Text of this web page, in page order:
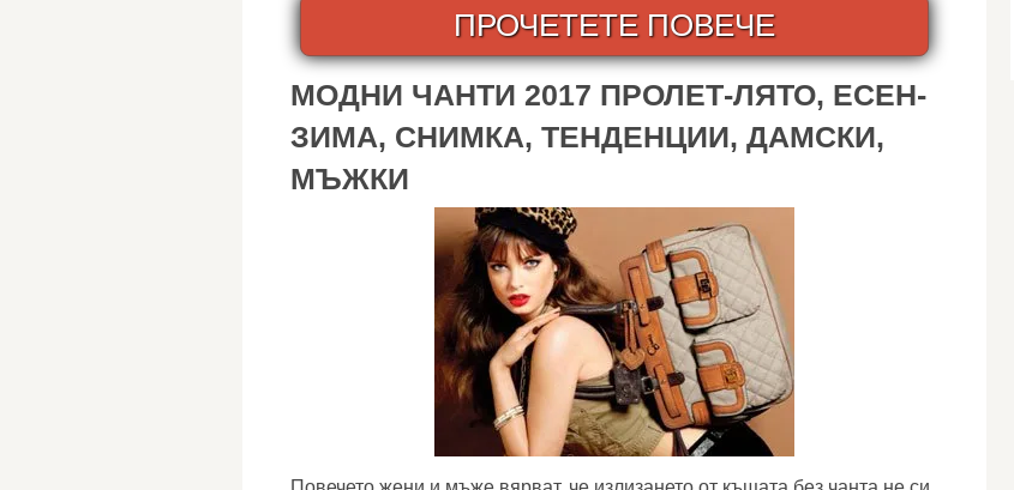
ПРОЧЕТЕТЕ ПОВЕЧЕ
МОДНИ ЧАНТИ 2017 ПРОЛЕТ-ЛЯТО, ЕСЕН-
ЗИМА, СНИМКА, ТЕНДЕНЦИИ, ДАМСКИ,
МЪЖКИ